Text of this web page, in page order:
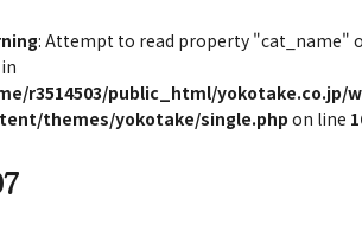
: Attempt to read property "cat_name"
r3514503/public_html/yokotake.co.jp/
themes/yokotake/single.php on line